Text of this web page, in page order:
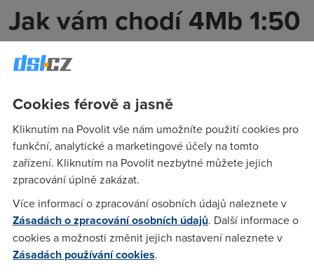
Jak vám chodí 4Mb 1:50
no FUP ?
Zdravim, jak chodí tento tarif ? jaká je tak rychlost, pingy,
sabilita ? můj poskytovatel GTS novera, předpokládám, že
více lidí tady bude mít přímo modrý mor O2, pište všichni,
díky
Anonym(3.12.2006 17:43:04)
o2 4 mb s fup stabilne kolem 2.9 mb
Cookies férově a jasně
Kliknutím na Povolit vše nám umožníte použití cookies pro
funkční, analytické a marketingové účely na tomto
zařízení. Kliknutím na Povolit nezbytné můžete jejich
zpracování úplně zakázat.
Více informací o zpracování osobních údajů naleznete v
Zásadách o zpracování osobních údajů. Další informace o
cookies a možnosti změnit jejich nastavení naleznete v
Zásadách používání cookies.